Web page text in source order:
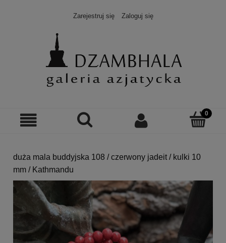
Zarejestruj się Zaloguj się
duża mala buddyjska 108 / czerwony jadeit / kulki 10
mm / Kathmandu